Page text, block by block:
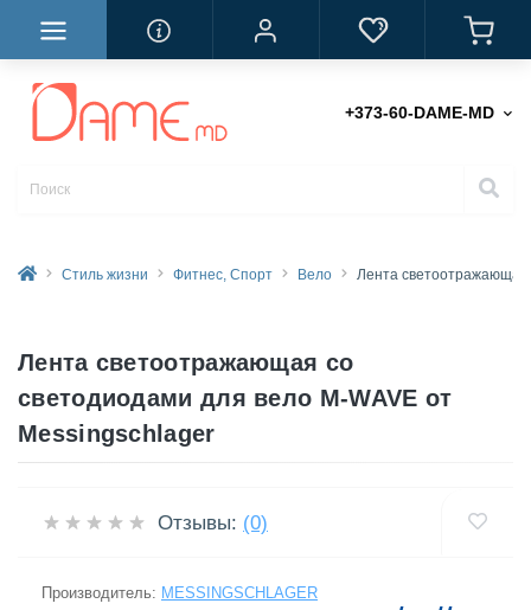
+373-60-DAME-MD
Стиль жизни Фитнес, Спорт Вело Лента светоотражающая
Лента светоотражающая со
светодиодами для вело M-WAVE от
Messingschlager
Отзывы: (0)
Производитель: MESSINGSCHLAGER